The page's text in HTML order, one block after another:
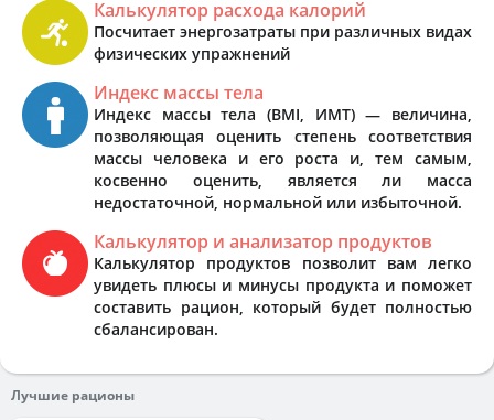
Калькулятор расхода калорий
Посчитает энергозатраты при различных видах
физических упражнений
Индекс массы тела
Индекс массы тела (BMI, ИМТ) — величина,
позволяющая оценить степень соответствия
массы человека и его роста и, тем самым,
косвенно оценить, является ли масса
недостаточной, нормальной или избыточной.
Калькулятор и анализатор продуктов
Калькулятор продуктов позволит вам легко
увидеть плюсы и минусы продукта и поможет
составить рацион, который будет полностью
сбалансирован.
Лучшие рационы